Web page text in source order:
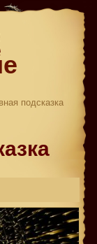
подсказка